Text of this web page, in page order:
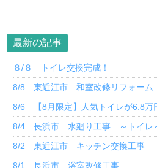
最新の記事
８/８ トイレ交換完成！
8/8 東近江市 和室改修リフォーム
8/6 【8月限定】人気トイレが6.8万
8/4 長浜市 水廻り工事 ～トイレ
8/2 東近江市 キッチン交換工事
8/1 長浜市 浴室改修工事